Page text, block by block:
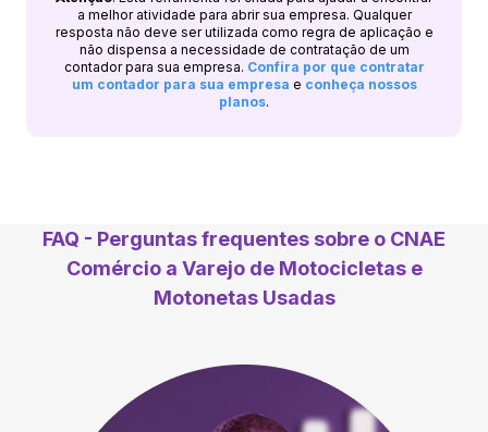
a melhor atividade para abrir sua empresa. Qualquer
resposta não deve ser utilizada como regra de aplicação e
não dispensa a necessidade de contratação de um
contador para sua empresa. Confira por que contratar
um contador para sua empresa e conheça nossos
planos.
FAQ - Perguntas frequentes sobre o CNAE
Comércio a Varejo de Motocicletas e
Motonetas Usadas